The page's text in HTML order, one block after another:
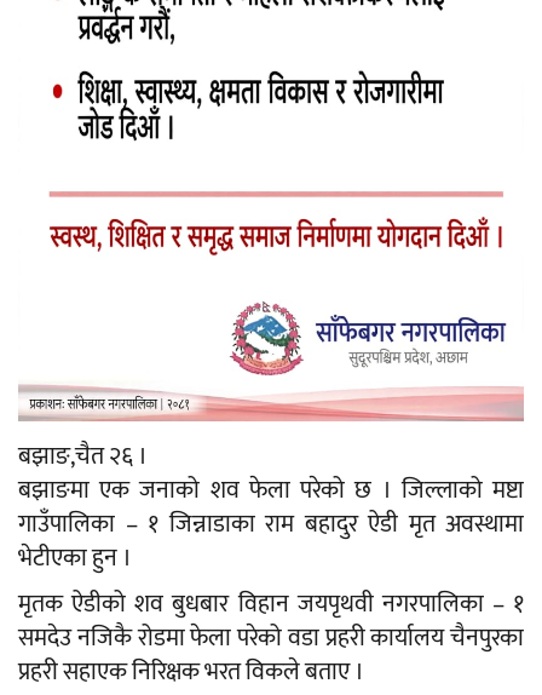
बझाङ,चैत २६ ।
बझाङमा एक जनाको शव फेला परेको छ । जिल्लाको मष्टा
गाउँपालिका – १ जिन्नाडाका राम बहादुर ऐडी मृत अवस्थामा
भेटीएका हुन ।
मृतक ऐडीको शव बुधबार विहान जयपृथवी नगरपालिका – १
समदेउ नजिकै रोडमा फेला परेको वडा प्रहरी कार्यालय चैनपुरका
प्रहरी सहाएक निरिक्षक भरत विकले बताए ।